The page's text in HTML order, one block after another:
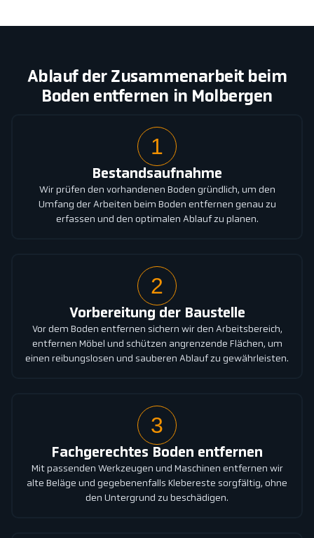
Ablauf der Zusammenarbeit beim
Boden entfernen in Molbergen
1
Bestandsaufnahme
Wir prüfen den vorhandenen Boden gründlich, um den
Umfang der Arbeiten beim Boden entfernen genau zu
erfassen und den optimalen Ablauf zu planen.
2
Vorbereitung der Baustelle
Vor dem Boden entfernen sichern wir den Arbeitsbereich,
entfernen Möbel und schützen angrenzende Flächen, um
einen reibungslosen und sauberen Ablauf zu gewährleisten.
3
Fachgerechtes Boden entfernen
Mit passenden Werkzeugen und Maschinen entfernen wir
alte Beläge und gegebenenfalls Klebereste sorgfältig, ohne
den Untergrund zu beschädigen.